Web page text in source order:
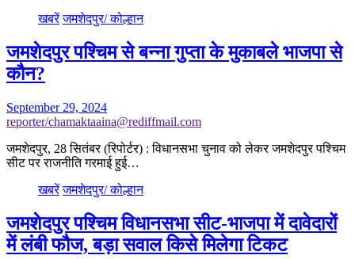
खबरें जमशेदपुर/ कोल्हान
जमशेदपुर पश्चिम से बन्ना गुप्ता के मुकाबले भाजपा से
कौन?
September 29, 2024
reporter/chamaktaaina@rediffmail.com
जमशेदपुर, 28 सितंबर (रिपोर्टर) : विधानसभा चुनाव को लेकर जमशेदपुर पश्चिम
सीट पर राजनीति गरमाई हुई…
खबरें जमशेदपुर/ कोल्हान
जमशेदपुर पश्चिम विधानसभा सीट-भाजपा में दावेदारों
में लंबी फौज, बड़ा सवाल किसे मिलेगा टिकट